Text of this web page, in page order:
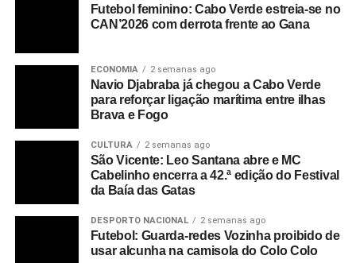
Futebol feminino: Cabo Verde estreia-se no
CAN’2026 com derrota frente ao Gana
ECONOMIA 2 semanas ago
Navio Djabraba já chegou a Cabo Verde
para reforçar ligação marítima entre ilhas
Brava e Fogo
CULTURA 2 semanas ago
São Vicente: Leo Santana abre e MC
Cabelinho encerra a 42.ª edição do Festival
da Baía das Gatas
DESPORTO NACIONAL 2 semanas ago
Futebol: Guarda-redes Vozinha proibido de
usar alcunha na camisola do Colo Colo